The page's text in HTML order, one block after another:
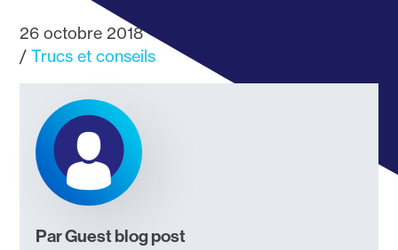
26 octobre 2018
Trucs et conseils
Par Guest blog post